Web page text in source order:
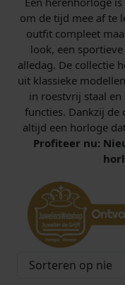
om de tijd mee af te
outfit compleet
look, een
alledag. De collectie
uit klassieke
in roestvrij staal
functies. Dankzij de
altijd een horloge
Profiteer nu: